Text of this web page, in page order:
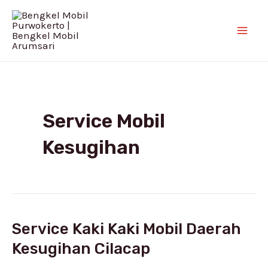
Skip
content
Service Mobil
Kesugihan
Service Kaki Kaki Mobil Daerah
Kesugihan Cilacap
Service
Kaki